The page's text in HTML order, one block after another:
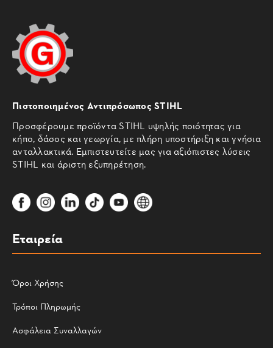
Πιστοποιημένος Αντιπρόσωπος STIHL
Προσφέρουμε προϊόντα STIHL υψηλής ποιότητας για
κήπο, δάσος και γεωργία, με πλήρη υποστήριξη και γνήσια
ανταλλακτικά. Εμπιστευτείτε μας για αξιόπιστες λύσεις
STIHL και άριστη εξυπηρέτηση.
Εταιρεία
Όροι Χρήσης
Τρόποι Πληρωμής
Ασφάλεια Συναλλαγών